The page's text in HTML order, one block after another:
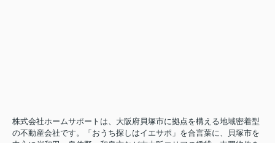
株式会社ホームサポートは、大阪府貝塚市に拠点を構える地域密着型
の不動産会社です。「おうち探しはイエサポ」を合言葉に、貝塚市を